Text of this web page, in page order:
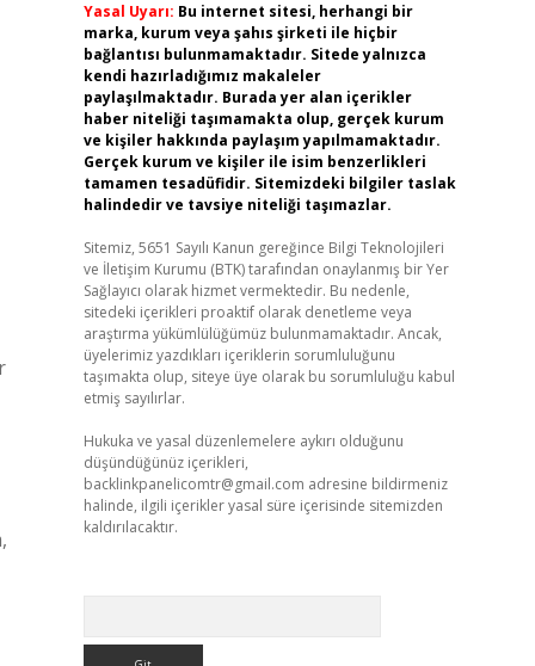
Yasal Uyarı: Bu internet sitesi, herhangi bir
marka, kurum veya şahıs şirketi ile hiçbir
bağlantısı bulunmamaktadır. Sitede yalnızca
kendi hazırladığımız makaleler
paylaşılmaktadır. Burada yer alan içerikler
haber niteliği taşımamakta olup, gerçek kurum
ve kişiler hakkında paylaşım yapılmamaktadır.
Gerçek kurum ve kişiler ile isim benzerlikleri
tamamen tesadüfidir. Sitemizdeki bilgiler taslak
halindedir ve tavsiye niteliği taşımazlar.
Sitemiz, 5651 Sayılı Kanun gereğince Bilgi Teknolojileri
ve İletişim Kurumu (BTK) tarafından onaylanmış bir Yer
Sağlayıcı olarak hizmet vermektedir. Bu nedenle,
sitedeki içerikleri proaktif olarak denetleme veya
araştırma yükümlülüğümüz bulunmamaktadır. Ancak,
üyelerimiz yazdıkları içeriklerin sorumluluğunu
taşımakta olup, siteye üye olarak bu sorumluluğu kabul
etmiş sayılırlar.
Hukuka ve yasal düzenlemelere aykırı olduğunu
düşündüğünüz içerikleri,
backlinkpanelicomtr@gmail.com adresine bildirmeniz
halinde, ilgili içerikler yasal süre içerisinde sitemizden
kaldırılacaktır.